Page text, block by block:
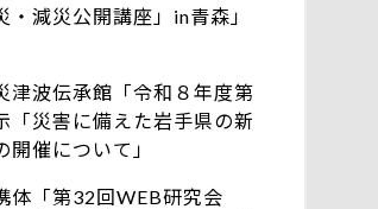
・減災公開講座」in青森」
津波伝承館「令和８年度第
「災害に備えた岩手県の新
開催について」
体「第32回WEB研究会